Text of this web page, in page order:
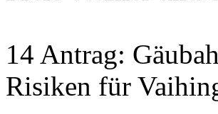
14 Antrag:
Risiken für